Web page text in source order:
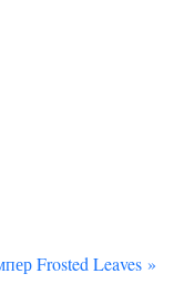
Frosted Leaves